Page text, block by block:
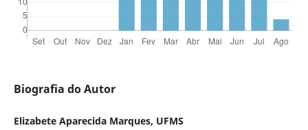
Biografia do Autor
Elizabete Aparecida Marques, UFMS